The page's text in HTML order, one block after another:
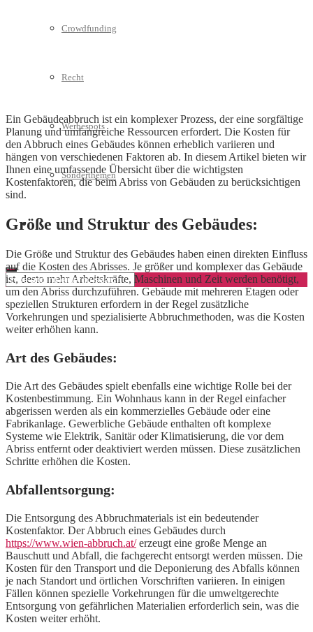
Crowdfunding
Recht
Werbespots
Sonderthemen
Geschäftskonto eröffnen
Ein Gebäudeabbruch ist ein komplexer Prozess, der eine sorgfältige
Planung und umfangreiche Ressourcen erfordert. Die Kosten für
den Abbruch eines Gebäudes können erheblich variieren und
hängen von verschiedenen Faktoren ab. In diesem Artikel bieten wir
Ihnen eine umfassende Übersicht über die wichtigsten
Kostenfaktoren, die beim Abriss von Gebäuden zu berücksichtigen
sind.
Größe und Struktur des Gebäudes:
Die Größe und Struktur des Gebäudes haben einen direkten Einfluss
auf die Kosten des Abrisses. Je größer und komplexer das Gebäude
ist, desto mehr Arbeitskräfte, Maschinen und Zeit werden benötigt,
um den Abriss durchzuführen. Gebäude mit mehreren Etagen oder
speziellen Strukturen erfordern in der Regel zusätzliche
Vorkehrungen und spezialisierte Abbruchmethoden, was die Kosten
weiter erhöhen kann.
Art des Gebäudes:
Die Art des Gebäudes spielt ebenfalls eine wichtige Rolle bei der
Kostenbestimmung. Ein Wohnhaus kann in der Regel einfacher
abgerissen werden als ein kommerzielles Gebäude oder eine
Fabrikanlage. Gewerbliche Gebäude enthalten oft komplexe
Systeme wie Elektrik, Sanitär oder Klimatisierung, die vor dem
Abriss entfernt oder deaktiviert werden müssen. Diese zusätzlichen
Schritte erhöhen die Kosten.
Abfallentsorgung:
Die Entsorgung des Abbruchmaterials ist ein bedeutender
Kostenfaktor. Der Abbruch eines Gebäudes durch
https://www.wien-abbruch.at/erzeugt eine große Menge an
Bauschutt und Abfall, die fachgerecht entsorgt werden müssen. Die
Kosten für den Transport und die Deponierung des Abfalls können
je nach Standort und örtlichen Vorschriften variieren. In einigen
Fällen können spezielle Vorkehrungen für die umweltgerechte
Entsorgung von gefährlichen Materialien erforderlich sein, was die
Kosten weiter erhöht.